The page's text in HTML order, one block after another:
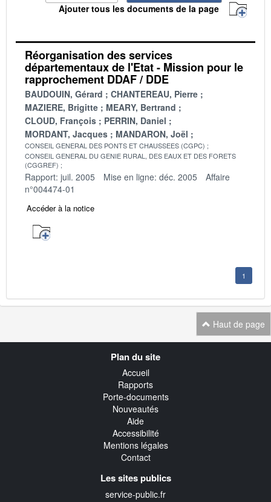
Ajouter tous les documents de la page
Réorganisation des services
départementaux de l'Etat - Mission pour le
rapprochement DDAF / DDE
BAUDOUIN, Gérard
CHANTEREAU, Pierre
MAZIERE, Brigitte
MEARY, Bertrand
CLOUD, François
PERRIN, Daniel
MORDANT, Jacques
MANDARON, Joël
CONSEIL GENERAL DES PONTS ET CHAUSSEES (CGPC)
CONSEIL GENERAL DU GENIE RURAL, DES EAUX ET DES FORETS
(CGGREF)
Rapport: juil. 2005 Mise en ligne: déc. 2005
Affaire
n°004474-01
Accéder à la notice
1
Haut de page
Plan du site
Accueil
Rapports
Porte-documents
Nouveautés
Aide
Accessibilité
Mentions légales
Contact
Les sites publics
service-public.fr